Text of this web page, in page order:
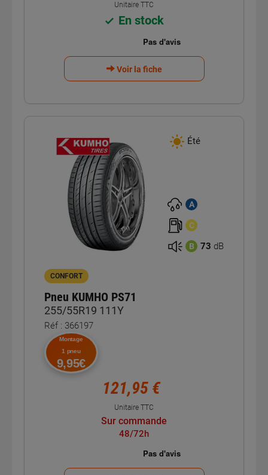
Unitaire TTC
En stock
Voir la fiche
Été
A
C
B 73 dB
CONFORT
Pneu KUMHO PS71
255/55R19 111Y
Réf : 366197
Montage
1 pneu
9,95€
121,95 €
Unitaire TTC
Sur commande
48/72h